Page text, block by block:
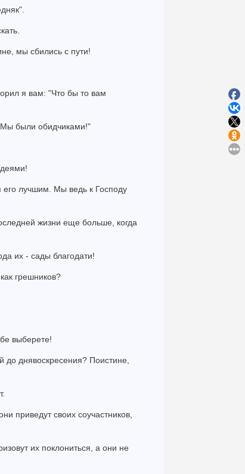
мы сбились с пути!
я вам: "Что бы то вам
были обидчиками!"
лучшим. Мы ведь к Господу
жизни еще больше, когда
их - сады благодати!
грешников?
выберете!
днявоскресения? Поистине,
приведут своих соучастников,
их поклониться, а они не